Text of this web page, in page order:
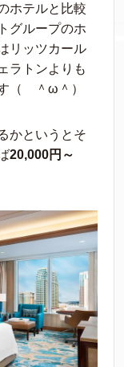
ホテルと比較
グループのホ
リッツカール
ラトンよりも
（ ＾ω＾）
かというとそ
20,000円～